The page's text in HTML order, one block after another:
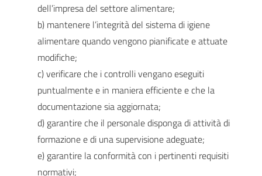
dell’impresa del settore alimentare;
b) mantenere l’integrità del sistema di igiene
alimentare quando vengono pianificate e attuate
modifiche;
c) verificare che i controlli vengano eseguiti
puntualmente e in maniera efficiente e che la
documentazione sia aggiornata;
d) garantire che il personale disponga di attività di
formazione e di una supervisione adeguate;
e) garantire la conformità con i pertinenti requisiti
normativi;